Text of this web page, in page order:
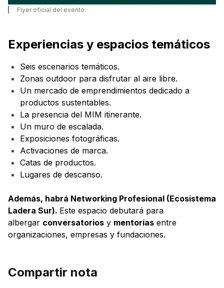
Flyer oficial del evento.
Experiencias y espacios temáticos
Seis escenarios temáticos.
Zonas outdoor para disfrutar al aire libre.
Un mercado de emprendimientos dedicado a
productos sustentables.
La presencia del MIM itinerante.
Un muro de escalada.
Exposiciones fotográficas.
Activaciones de marca.
Catas de productos.
Lugares de descanso.
Además, habrá Networking Profesional (Ecosistema
Ladera Sur). Este espacio debutará para
albergar conversatorios y mentorías entre
organizaciones, empresas y fundaciones.
Compartir nota